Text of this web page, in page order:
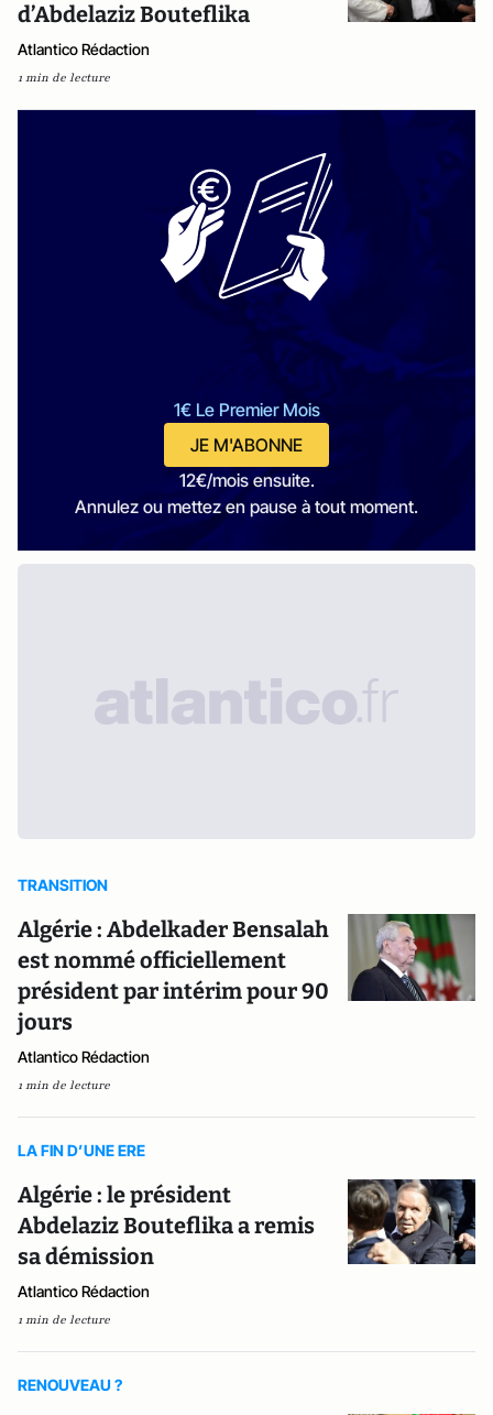
d’Abdelaziz Bouteflika
Atlantico Rédaction
1 min de lecture
1€ Le Premier Mois
JE M'ABONNE
12€/mois ensuite.
Annulez ou mettez en pause à tout moment.
TRANSITION
Algérie : Abdelkader Bensalah
est nommé officiellement
président par intérim pour 90
jours
Atlantico Rédaction
1 min de lecture
LA FIN D’UNE ERE
Algérie : le président
Abdelaziz Bouteflika a remis
sa démission
Atlantico Rédaction
1 min de lecture
RENOUVEAU ?